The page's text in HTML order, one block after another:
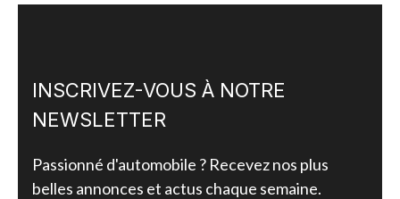
INSCRIVEZ-VOUS À NOTRE
NEWSLETTER
Passionné d'automobile ? Recevez nos plus
belles annonces et actus chaque semaine.